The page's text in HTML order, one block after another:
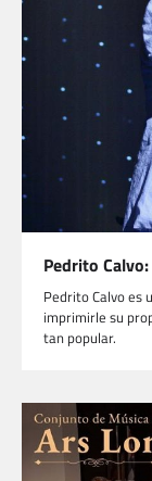
Pedrito
Pedrito Calvo es
imprimirle su
tan popular.